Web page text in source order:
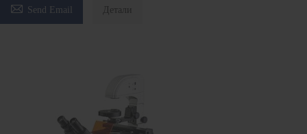
 Send Email Детали